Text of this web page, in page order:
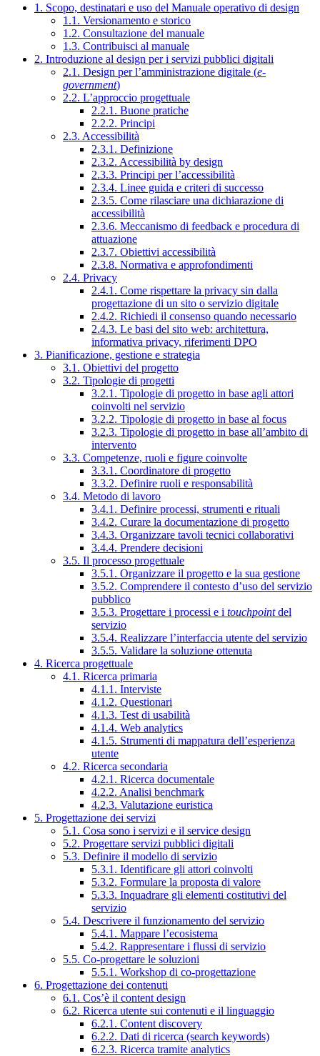
1. Scopo, destinatari e uso del Manuale operativo di design
1.1. Versionamento e storico
1.2. Consultazione del manuale
1.3. Contribuisci al manuale
2. Introduzione al design per i servizi pubblici digitali
2.1. Design per l’amministrazione digitale (e-
government)
2.2. L’approccio progettuale
2.2.1. Buone pratiche
2.2.2. Principi
2.3. Accessibilità
2.3.1. Definizione
2.3.2. Accessibilità by design
2.3.3. Principi per l’accessibilità
2.3.4. Linee guida e criteri di successo
2.3.5. Come rilasciare una dichiarazione di
accessibilità
2.3.6. Meccanismo di feedback e procedura di
attuazione
2.3.7. Obiettivi accessibilità
2.3.8. Normativa e approfondimenti
2.4. Privacy
2.4.1. Come rispettare la privacy sin dalla
progettazione di un sito o servizio digitale
2.4.2. Richiedi il consenso quando necessario
2.4.3. Le basi del sito web: architettura,
informativa privacy, riferimenti DPO
3. Pianificazione, gestione e strategia
3.1. Obiettivi del progetto
3.2. Tipologie di progetti
3.2.1. Tipologie di progetto in base agli attori
coinvolti nel servizio
3.2.2. Tipologie di progetto in base al focus
3.2.3. Tipologie di progetto in base all’ambito di
intervento
3.3. Competenze, ruoli e figure coinvolte
3.3.1. Coordinatore di progetto
3.3.2. Definire ruoli e responsabilità
3.4. Metodo di lavoro
3.4.1. Definire processi, strumenti e rituali
3.4.2. Curare la documentazione di progetto
3.4.3. Organizzare tavoli tecnici collaborativi
3.4.4. Prendere decisioni
3.5. Il processo progettuale
3.5.1. Organizzare il progetto e la sua gestione
3.5.2. Comprendere il contesto d’uso del servizio
pubblico
3.5.3. Progettare i processi e i touchpointdel
servizio
3.5.4. Realizzare l’interfaccia utente del servizio
3.5.5. Validare la soluzione ottenuta
4. Ricerca progettuale
4.1. Ricerca primaria
4.1.1. Interviste
4.1.2. Questionari
4.1.3. Test di usabilità
4.1.4. Web analytics
4.1.5. Strumenti di mappatura dell’esperienza
utente
4.2. Ricerca secondaria
4.2.1. Ricerca documentale
4.2.2. Analisi benchmark
4.2.3. Valutazione euristica
5. Progettazione dei servizi
5.1. Cosa sono i servizi e il service design
5.2. Progettare servizi pubblici digitali
5.3. Definire il modello di servizio
5.3.1. Identificare gli attori coinvolti
5.3.2. Formulare la proposta di valore
5.3.3. Inquadrare gli elementi costitutivi del
servizio
5.4. Descrivere il funzionamento del servizio
5.4.1. Mappare l’ecosistema
5.4.2. Rappresentare i flussi di servizio
5.5. Co-progettare le soluzioni
5.5.1. Workshop di co-progettazione
6. Progettazione dei contenuti
6.1. Cos’è il content design
6.2. Ricerca utente sui contenuti e il linguaggio
6.2.1. Content discovery
6.2.2. Dati di ricerca (search keywords)
6.2.3. Ricerca tramite analytics